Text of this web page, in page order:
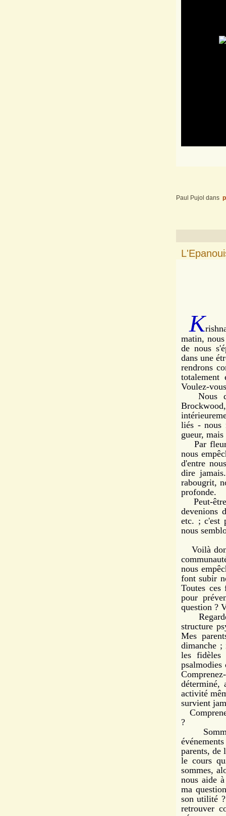
Paul Pujol dans
K
matin,
de nous
dans une
rendrons
totalement
Voulez-
Nous
liés - nous
gueur,
Par
nous
d'entre
dire
rabougrit,
profonde.
Peut-être
devenions
etc. ; c'est
nous
Voilà
nous
font subir
Toutes
pour
question ?
structure
Mes
dimanche ;
les fidèles
déterminé,
activité
survient
?
parents, de
le cours
sommes,
nous aide
ma
son utilité
retrouver